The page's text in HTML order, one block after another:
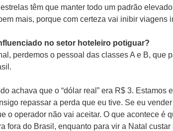
têm que manter todo um padrão
mais, porque com certeza vai inibir viagens
no setor hoteleiro potiguar?
perdemos o pessoal das classes A e B, que
achava que o “dólar real” era R$ 3. Estamos
repassar a perda que eu tive. Se eu
o operador não vai aceitar. O que acontece é
fora do Brasil, enquanto para vir a Natal